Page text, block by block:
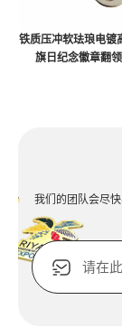
铁质压冲软珐琅电镀
旗日纪念徽章翻
我们的团队会尽
电
子
邮